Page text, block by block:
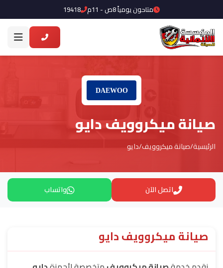
متاحون يومياً 8ص - 11م 19418
صيانة ميكروويف دايو
الرئيسية/صيانة ميكروويف/دايو
اتصل الآن واتساب
صيانة ميكروويف دايو